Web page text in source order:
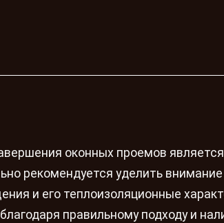
оконных проемов
рекомендуется уделить
и его теплоизоляционные
правильному подходу и